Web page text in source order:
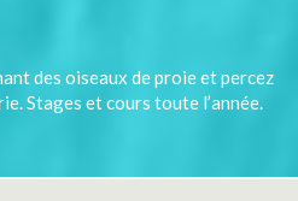
des oiseaux de proie et percez
Stages et cours toute l’année.